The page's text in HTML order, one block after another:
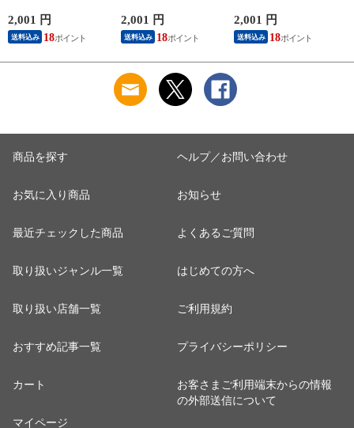
っとり 保湿 ストレ
ッチ ボタニカル タ
ンクトップ 秋冬 お
2,001 円
送料込み 18
り インナーシャツ
パッド付き 春夏 汗
染み 防止 汗 対策 綿
ット工業 S5022B-RT
涼しい 肌着
2,001 円
送料込み 18
り インナーシャツ
パッド付き 春夏 汗
染み 防止 汗 対策 綿
ット工業 S5022B-RT
涼しい 肌着
2,001 円
送料込み 18
商品を探す
お気に入り商品
最近チェックした商品
取り扱いジャンル一覧
取り扱い店舗一覧
おすすめ記事一覧
カート
マイページ
ヘルプ／お問い合わせ
お知らせ
よくあるご質問
はじめての方へ
ご利用規約
プライバシーポリシー
お客さまご利用端末からの情報
の外部送信について